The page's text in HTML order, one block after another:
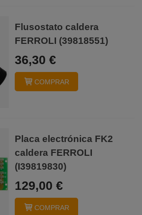
Flusostato caldera
FERROLI (39818551)
36,30 €
COMPRAR
Placa electrónica FK2
caldera FERROLI
(I39819830)
129,00 €
COMPRAR